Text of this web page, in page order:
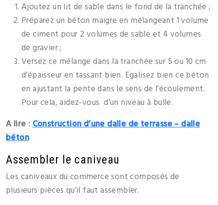
Ajoutez un lit de sable dans le fond de la tranchée ;
Préparez un béton maigre en mélangeant 1 volume
de ciment pour 2 volumes de sable et 4 volumes
de gravier ;
Versez ce mélange dans la tranchée sur 5 ou 10 cm
d’épaisseur en tassant bien. Egalisez bien ce béton
en ajustant la pente dans le sens de l’écoulement.
Pour cela, aidez-vous d’un niveau à bulle.
A lire :Construction d’une dalle de terrasse – dalle
béton
Assembler le caniveau
Les caniveaux du commerce sont composés de
plusieurs pièces qu’il faut assembler.